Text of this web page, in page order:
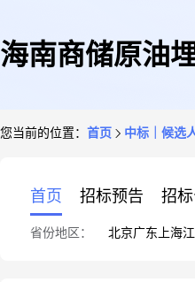
海南商储原油
您当前的位置： 首页 中标｜候选
首页 招标预告 招
省份地区： 北京广东 上海